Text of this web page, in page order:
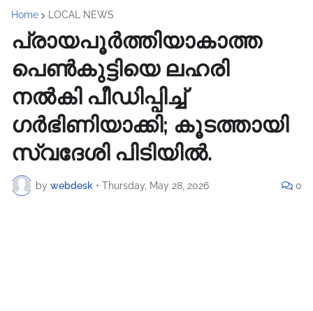
Home LOCAL NEWS
പ്രായപൂർത്തിയാകാത്ത
പെൺകുട്ടിയെ ലഹരി
നൽകി പീഡിപ്പിച്ച്
ഗർഭിണിയാക്കി; കൂടത്തായി
സ്വദേശി പിടിയിൽ.
by webdesk • Thursday, May 28, 2026 0